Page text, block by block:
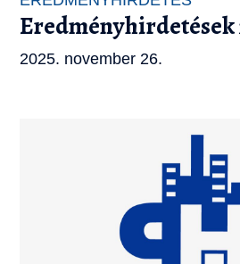
Eredményhirdetések
2025. november 26.